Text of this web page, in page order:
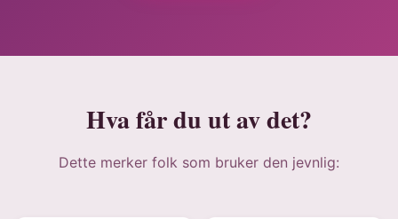
Hva får du ut av det?
Dette merker folk som bruker den jevnlig: